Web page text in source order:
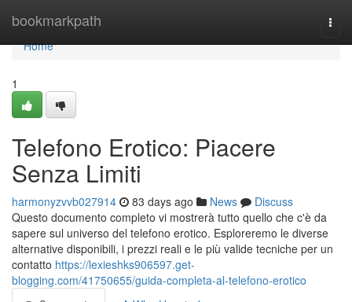
bookmarkpath
Home
Home
1
Telefono Erotico: Piacere
Senza Limiti
harmonyzvvb027914 83 days ago News
Discuss
Questo documento completo vi mostrerà tutto quello che c'è da
sapere sul universo del telefono erotico. Esploreremo le diverse
alternative disponibili, i prezzi reali e le più valide tecniche per un
contatto https://lexieshks906597.get-
blogging.com/41750655/guida-completa-al-telefono-erotico